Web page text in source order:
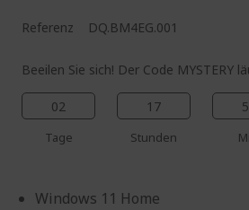
Referenz DQ.BM4EG.001
Beeilen Sie sich! Der Code MYSTERY
02
Tage
17
Stunden
Windows 11 Home